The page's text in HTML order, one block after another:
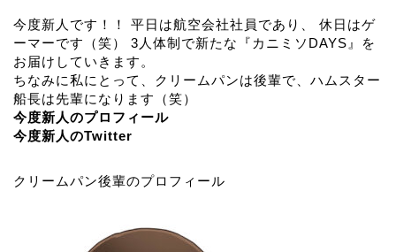
今度新人です！！ 平日は航空会社社員であり、 休日はゲ
ーマーです（笑） 3人体制で新たな『カニミソDAYS』を
お届けしていきます。
ちなみに私にとって、クリームパンは後輩で、ハムスター
船長は先輩になります（笑）
今度新人のプロフィール
今度新人のTwitter
クリームパン後輩のプロフィール